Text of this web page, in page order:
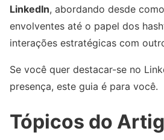
LinkedIn, abordando desde
envolventes até o papel dos
interações estratégicas com
Se você quer destacar-se no
presença, este guia é para você.
Tópicos do